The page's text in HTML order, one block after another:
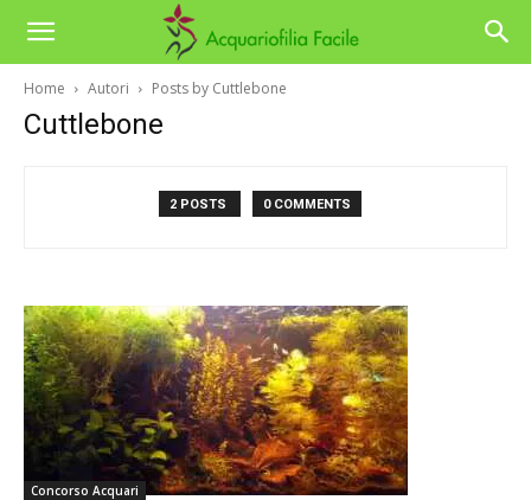
Home Autori Posts by Cuttlebone
Cuttlebone
2 POSTS 0 COMMENTS
Concorso Acquari